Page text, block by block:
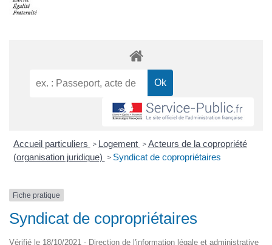
Accueil particuliers > Logement > Acteurs de la copropriété
(organisation juridique) > Syndicat de copropriétaires
Fiche pratique
Syndicat de copropriétaires
Vérifié le 18/10/2021 - Direction de l'information légale et administrative